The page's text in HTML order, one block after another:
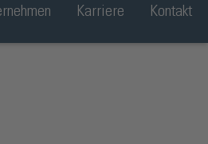
Karriere Kontakt